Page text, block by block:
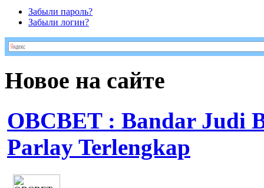
Забыли пароль?
Забыли логин?
Новое на сайте
OBCBET : Bandar Judi
Parlay Terlengkap